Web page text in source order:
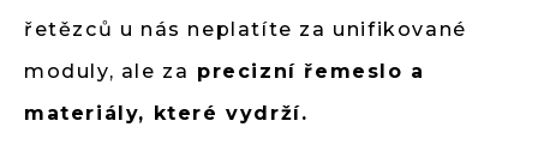
řetězců u nás neplatíte za unifikované
moduly, ale za precizní řemeslo a
materiály, které vydrží.